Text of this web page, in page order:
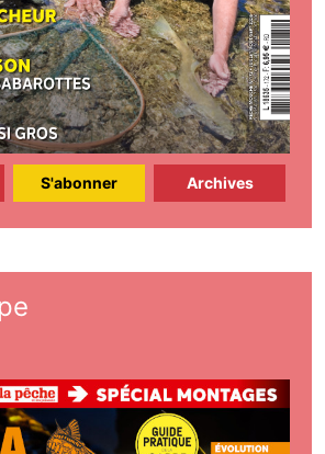
S'abonner Archives